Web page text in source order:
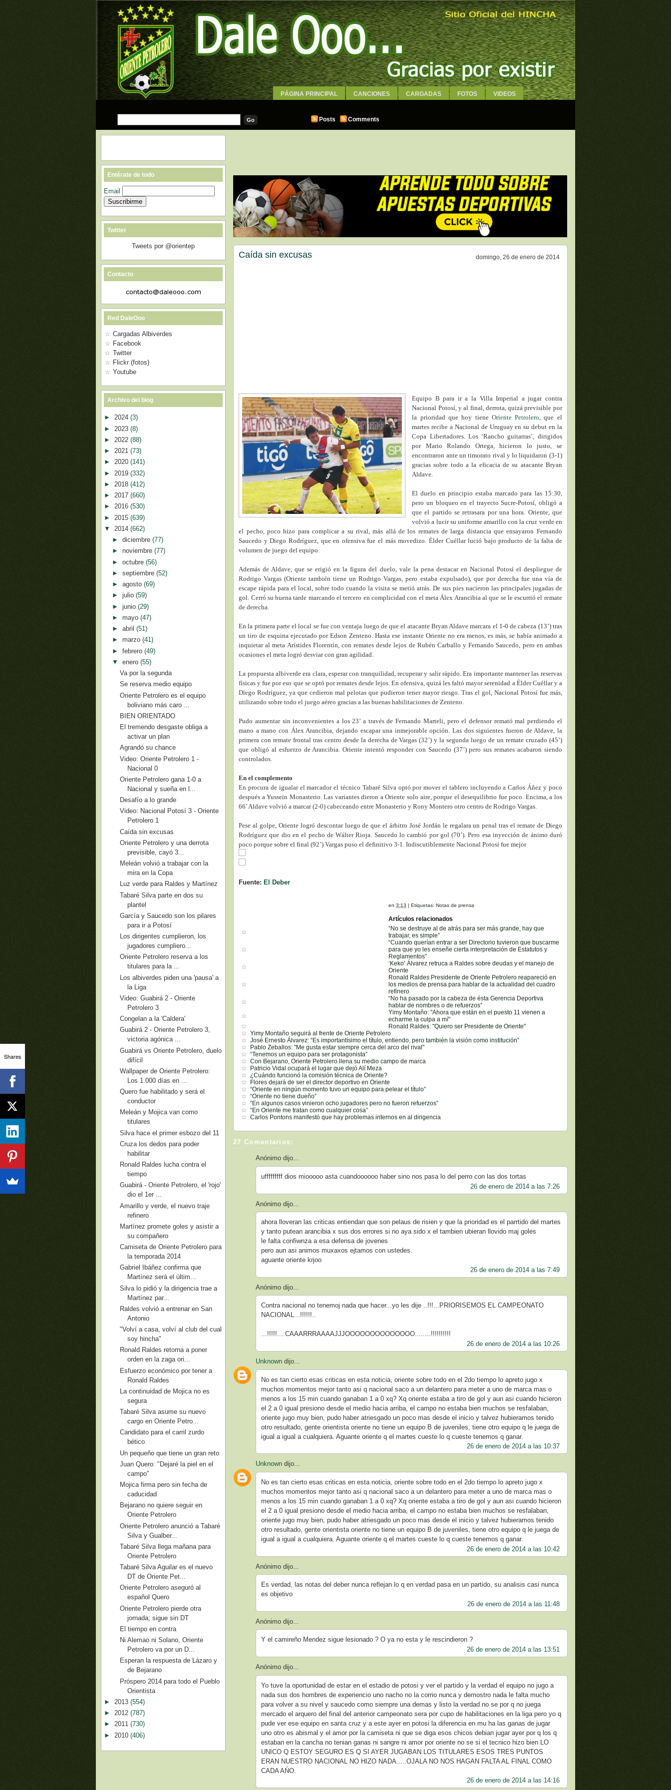
PÁGINA PRINCIPAL CANCIONES CARGADAS FOTOS VIDEOS
Posts
Comments
domingo, 26 de enero de 2014
Caída sin excusas
Equipo B para ir a la Villa Imperial a jugar contra
Nacional Potosí, y al final, derrota, quizá previsible por
la prioridad que hoy tiene Oriente Petrolero , que el
martes recibe a Nacional de Uruguay en su debut en la
Copa Libertadores. Los ‘Rancho guitarras’, dirigidos
por Mario Rolando Ortega, hicieron lo justo, se
encontraron ante un timorato rival y lo liquidaron (3-1)
gracias sobre todo a la eficacia de su atacante Bryan
Aldave.
El duelo en principio estaba marcado para las 15:30,
pero un bloqueo en el trayecto Sucre-Potosí, obligó a
que el partido se retrasara por una hora. Oriente, que
volvió a lucir su uniforme amarillo con la cruz verde en
el pecho, poco hizo para complicar a su rival, más allá de los remates de larga distancia que ensayaron Fernando
Saucedo y Diego Rodríguez, que en ofensiva fue el más movedizo. Élder Cuéllar lució bajo producto de la falta de
volumen de juego del equipo.
Además de Aldave, que se erigió en la figura del duelo, vale la pena destacar en Nacional Potosí el despliegue de
Rodrigo Vargas (Oriente también tiene un Rodrigo Vargas, pero estaba expulsado), que por derecha fue una vía de
escape rápida para el local, sobre todo cuando la visita se metió atrás. De sus pies nacieron las principales jugadas de
gol. Cerró su buena tarde marcando el tercero en complicidad con el meta Álex Arancibia al que se le escurrió el remate
de derecha.
En la primera parte el local se fue con ventaja luego de que el atacante Bryan Aldave marcara el 1-0 de cabeza (13’) tras
un tiro de esquina ejecutado por Edson Zenteno. Hasta ese instante Oriente no era menos, es más, se había animado a
inquietar al meta Arístides Florentín, con remates desde lejos de Rubén Carballo y Fernando Saucedo, pero en ambas
ocasiones el meta logró desviar con gran agilidad.
La propuesta albiverde era clara, esperar con tranquilidad, recuperar y salir rápido. Era importante mantener las reservas
físicas y fue por eso que se optó por remates desde lejos. En ofensiva, quizá les faltó mayor serenidad a Élder Cuéllar y a
Diego Rodríguez, ya que cedieron mal pelotas que pudieron tener mayor riesgo. Tras el gol, Nacional Potosí fue más,
utilizando sobre todo el juego aéreo gracias a las buenas habilitaciones de Zenteno.
Pudo aumentar sin inconvenientes a los 23’ a través de Fernando Marteli, pero el defensor remató mal perdiendo el
mano a mano con Álex Arancibia, dejando escapar una inmejorable opción. Las dos siguientes fueron de Aldave, la
primera con remate frontal tras centro desde la derecha de Vargas (32’) y la segunda luego de un remate cruzado (45’)
que obligó al esfuerzo de Arancibia. Oriente intentó responder con Saucedo (37’) pero sus remates acabaron siendo
controlados.
En el complemento
En procura de igualar el marcador el técnico Tabaré Silva optó por mover el tablero incluyendo a Carlos Áñez y poco
después a Yussein Monasterio. Las variantes dieron a Oriente solo aire, porque el desequilibrio fue poco. Encima, a los
66’ Aldave volvió a marcar (2-0) cabeceando entre Monasterio y Rony Montero otro centro de Rodrigo Vargas.
Pese al golpe, Oriente logró descontar luego de que el árbitro José Jordán le regalara un penal tras el remate de Diego
Rodríguez que dio en el pecho de Wálter Rioja. Saucedo lo cambió por gol (70’). Pero esa inyección de ánimo duró
poco porque sobre el final (92’) Vargas puso el definitivo 3-1. Indiscutiblemente Nacional Potosí fue mejor
Fuente: El Deber
en3:13 |Etiquetas:Notas de prensa
Artículos relacionados
“No se destruye al de atrás para ser más grande, hay que
trabajar, es simple”
“Cuando querían entrar a ser Directorio tuvieron que buscarme
para que yo les enseñe cierta interpretación de Estatutos y
Reglamentos”
‘Keko’ Álvarez retruca a Raldes sobre deudas y el manejo de
Oriente
Ronald Raldes Presidente de Oriente Petrolero reapareció en
los medios de prensa para hablar de la actualidad del cuadro
refinero
“No ha pasado por la cabeza de ésta Gerencia Deportiva
hablar de nombres o de refuerzos”
Yimy Montaño: "Ahora que están en el puesto 11 vienen a
echarme la culpa a mí"
Ronald Raldes: "Quiero ser Presidente de Oriente"
Yimy Montaño seguirá al frente de Oriente Petrolero
José Ernesto Álvarez: “Es importantísimo el título, entiendo, pero también la visión como institución”
Pablo Zeballos: "Me gusta estar siempre cerca del arco del rival"
“Tenemos un equipo para ser protagonista”
Con Bejarano, Oriente Petrolero llena su medio campo de marca
Patricio Vidal ocupará el lugar que dejó Alí Meza
¿Cuándo funcionó la comisión técnica de Oriente?
Flores dejará de ser el director deportivo en Oriente
“Oriente en ningún momento tuvo un equipo para pelear el título”
“Oriente no tiene dueño”
“En algunos casos vinieron ocho jugadores pero no fueron refuerzos”
“En Oriente me tratan como cualquier cosa”
Carlos Pontons manifestó que hay problemas internos en al dirigencia
27 Comentarios:
Anónimo dijo...
ufffffffff dios miooooo asta cuandoooooo haber sino nos pasa lo del perro con las dos tortas
26 de enero de 2014 a las 7:26
Anónimo dijo...
ahora lloveran las criticas entiendan que son pelaus de risien y que la prioridad es el parrtido del martes
y tanto putean arancibia x sus dos errores si no aya sido x el tambien ubieran llovido maj goles
le falta confiwnza a esa defensa de jovenes
pero aun asi animos muxaxos ejtamos con ustedes.
aguante oriente krjoo
26 de enero de 2014 a las 7:49
Anónimo dijo...
Contra nacional no tenemoj nada que hacer...yo les dije ..!!!...PRIORISEMOS EL CAMPEONATO
NACIONAL...!!!!!!..
...!!!!!....CAAARRRAAAAJJJOOOOOOOOOOOOOO........!!!!!!!!!!
26 de enero de 2014 a las 10:26
Unknown dijo...
No es tan cierto esas criticas en esta noticia, oriente sobre todo en el 2do tiempo lo apreto jugo x
muchos momentos mejor tanto asi q nacional saco a un delantero para meter a uno de marca mas o
menos a los 15 min cuando ganaban 1 a 0 xq? Xq oriente estaba a tiro de gol y aun asi cuando hicieron
el 2 a 0 igual presiono desde el medio hacia arriba, el campo no estaba bien muchos se resfalaban,
oriente jugo muy bien, pudo haber atriesgado un poco mas desde el inicio y talvez hubieramos tenido
otro resultado, gente orientista oriente no tiene un equipo B de juveniles, tiene otro equipo q le juega de
igual a igual a cualquiera. Aguante oriente q el martes cueste lo q cueste tenemos q ganar.
26 de enero de 2014 a las 10:37
Unknown dijo...
No es tan cierto esas criticas en esta noticia, oriente sobre todo en el 2do tiempo lo apreto jugo x
muchos momentos mejor tanto asi q nacional saco a un delantero para meter a uno de marca mas o
menos a los 15 min cuando ganaban 1 a 0 xq? Xq oriente estaba a tiro de gol y aun asi cuando hicieron
el 2 a 0 igual presiono desde el medio hacia arriba, el campo no estaba bien muchos se resfalaban,
oriente jugo muy bien, pudo haber atriesgado un poco mas desde el inicio y talvez hubieramos tenido
otro resultado, gente orientista oriente no tiene un equipo B de juveniles, tiene otro equipo q le juega de
igual a igual a cualquiera. Aguante oriente q el martes cueste lo q cueste tenemos q ganar.
26 de enero de 2014 a las 10:42
Anónimo dijo...
Es verdad, las notas del deber nunca reflejan lo q en verdad pasa en un partido, su analisis casi nunca
es objetivo
26 de enero de 2014 a las 11:48
Anónimo dijo...
Y el camireño Mendez sigue lesionado ? O ya no esta y le rescindieron ?
26 de enero de 2014 a las 13:51
Anónimo dijo...
Yo tuve la oportunidad de estar en el estadio de potosi y ver el partido y la verdad el equipo no jugo a
nada sus dos hombres de experiencio uno nacho no la corrio nunca y demostro nada le falta mucho
para volver a su nivel y saucedo como siempre una demas y listo la verdad no se por q no juega
mercado el arquero del final del anterior campeonato sera por cupo de habilitaciones en la liga pero yo q
pude ver ese equipo en santa cruz y a este ayer en potosi la diferencia en mu ha las ganas de jugar
uno otro es abismal y el amor por la camiseta ni que se diga esos chicos debian jugar ayer por q los q
estaban en la cancha no tenian ganas ni sangre ni amor por oriente no se si el tecnico hizo bien LO
UNICO Q ESTOY SEGURO ES Q SI AYER JUGABAN LOS TITULARES ESOS TRES PUNTOS
ERAN NUESTRO NACIONAL NO HIZO NADA.....OJALA NO NOS HAGAN FALTA AL FINAL COMO
CADA AŃO.
26 de enero de 2014 a las 14:16
Entérate de todo
Email
Twitter
Tweets por @orientep
Contacto
Red DaleOoo
Cargadas Albiverdes
Facebook
Twitter
Flickr (fotos)
Youtube
Archivo del blog
► 2024 (3)
► 2023 (8)
► 2022 (88)
► 2021 (73)
► 2020 (141)
► 2019 (332)
► 2018 (412)
► 2017 (660)
► 2016 (530)
► 2015 (639)
▼ 2014 (662)
► diciembre (77)
► noviembre (77)
► octubre (56)
► septiembre (52)
► agosto (69)
► julio (59)
► junio (29)
► mayo (47)
► abril (51)
► marzo (41)
► febrero (49)
▼ enero (55)
Va por la segunda
Se reserva medio equipo
Oriente Petrolero es el equipo
boliviano más caro ...
BIEN ORIENTADO
El tremendo desgaste obliga a
activar un plan
Agrandó su chance
Video: Oriente Petrolero 1 -
Nacional 0
Oriente Petrolero gana 1-0 a
Nacional y sueña en l...
Desafío a lo grande
Video: Nacional Potosí 3 - Oriente
Petrolero 1
Caída sin excusas
Oriente Petrolero y una derrota
previsible, cayó 3...
Meleán volvió a trabajar con la
mira en la Copa
Luz verde para Raldes y Martínez
Tabaré Silva parte en dos su
plantel
García y Saucedo son los pilares
para ir a Potosí
Los dirigentes cumplieron, los
jugadores cumpliero...
Oriente Petrolero reserva a los
titulares para la ...
Los albiverdes piden una 'pausa' a
la Liga
Video: Guabirá 2 - Oriente
Petrolero 3
Congelan a la 'Caldera'
Guabirá 2 - Oriente Petrolero 3,
victoria agónica ...
Guabirá vs Oriente Petrolero, duelo
difícil
Wallpaper de Oriente Petrolero:
Los 1.000 días en ...
Quero fue habilitado y será el
conductor
Meleán y Mojica van como
titulares
Silva hace el primer esbozo del 11
Cruza los dedos para poder
habilitar
Ronald Raldes lucha contra el
tiempo
Guabirá - Oriente Petrolero, el 'rojo'
dio el 1er ...
Amarillo y verde, el nuevo traje
refinero
Martínez promete goles y asistir a
su compañero
Camiseta de Oriente Petrolero para
la temporada 2014
Gabriel Ibáñez confirma que
Martínez será el últim...
Silva lo pidió y la dirigencia trae a
Martínez par...
Raldes volvió a entrenar en San
Antonio
"Volví a casa, volví al club del cual
soy hincha"
Ronald Raldes retorna a poner
orden en la zaga ori...
Esfuerzo económico por tener a
Ronald Raldes
La continuidad de Mojica no es
segura
Tabaré Silva asume su nuevo
cargo en Oriente Petro...
Candidato para el carril zurdo
bético
Un pequeño que tiene un gran reto
Juan Quero: "Dejaré la piel en el
campo"
Mojica firma pero sin fecha de
caducidad
Bejarano no quiere seguir en
Oriente Petrolero
Oriente Petrolero anunció a Tabaré
Silva y Gualber...
Tabaré Silva llega mañana para
Oriente Petrolero
Tabaré Silva Aguilar es el nuevo
DT de Oriente Pet...
Oriente Petrolero aseguró al
español Quero
Oriente Petrolero pierde otra
jornada; sigue sin DT
El tiempo en contra
Ni Alemao ni Solano, Oriente
Petrolero va por un D...
Esperan la respuesta de Lázaro y
de Bejarano
Próspero 2014 para todo el Pueblo
Orientista
► 2013 (554)
► 2012 (787)
► 2011 (730)
► 2010 (406)
Shares